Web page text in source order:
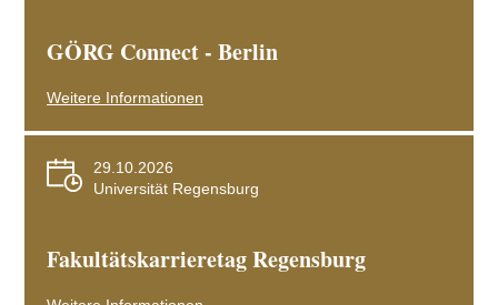
GÖRG Connect - Berlin
Weitere Informationen
29.10.2026
Universität Regensburg
Fakultätskarrieretag Regensburg